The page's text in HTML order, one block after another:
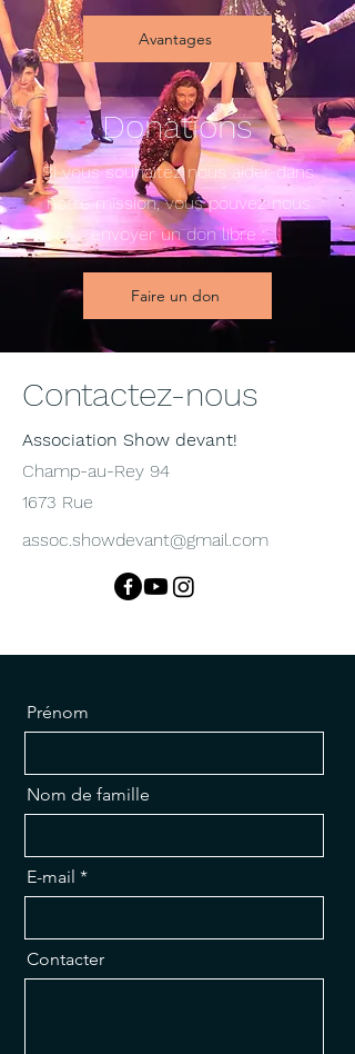
Avantages
Donations
Si vous souhaitez nous aider dans
notre mission, vous pouvez nous
envoyer un don libre :
Faire un don
Contactez-nous
Association Show devant!
Champ-au-Rey 94
1673 Rue
assoc.showdevant@gmail.com
Prénom
Nom de famille
E-mail
Contacter